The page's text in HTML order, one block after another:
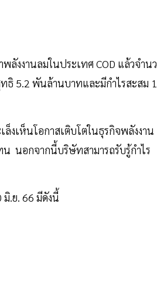
งงานลมในประเทศ COD แล้วจำน
ทธิ 5.2 พันล้านบาทและมีกำไรสะสม
งเห็นโอกาสเติบโตในธุรกิจพลังงาน
นอกจากนี้บริษัทสามารถรับรู้กำไร
.ย. 66 มีดังนี้